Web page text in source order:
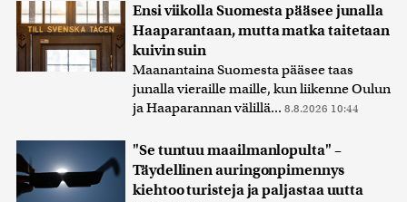
Ensi viikolla Suomesta pääsee junalla
Haaparantaan, mutta matka taitetaan
kuivin suin
Maanantaina Suomesta pääsee taas
junalla vieraille maille, kun liikenne Oulun
ja Haaparannan välillä... 8.8.2026 10:44
"Se tuntuu maailmanlopulta" –
Täydellinen auringonpimennys
kiehtoo turisteja ja paljastaa uutta